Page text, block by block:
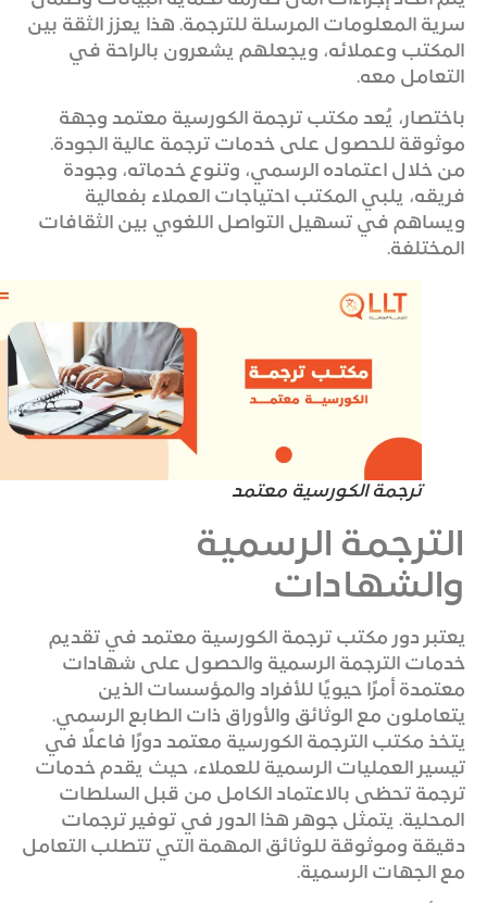
سرية المعلومات المرسلة للترجمة. هذا يعزز الثقة بين
المكتب وعملائه، ويجعلهم يشعرون بالراحة في
التعامل معه.
باختصار، يُعد مكتب ترجمة الكورسية معتمد وجهة
موثوقة للحصول على خدمات ترجمة عالية الجودة.
من خلال اعتماده الرسمي، وتنوع خدماته، وجودة
فريقه، يلبي المكتب احتياجات العملاء بفعالية
ويساهم في تسهيل التواصل اللغوي بين الثقافات
المختلفة.
ترجمة الكورسية معتمد
الترجمة الرسمية
والشهادات
يعتبر دور مكتب ترجمة الكورسية معتمد في تقديم
خدمات الترجمة الرسمية والحصول على شهادات
معتمدة أمرًا حيويًا للأفراد والمؤسسات الذين
يتعاملون مع الوثائق والأوراق ذات الطابع الرسمي.
يتخذ مكتب الترجمة الكورسية معتمد دورًا فاعلًا في
تيسير العمليات الرسمية للعملاء، حيث يقدم خدمات
ترجمة تحظى بالاعتماد الكامل من قبل السلطات
المحلية. يتمثل جوهر هذا الدور في توفير ترجمات
دقيقة وموثوقة للوثائق المهمة التي تتطلب التعامل
مع الجهات الرسمية.